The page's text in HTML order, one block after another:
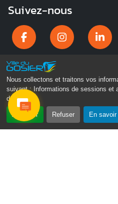
Nous collectons et traitons vos
suivant :
Informations de sessions
des pages .
Accepter Refuser En savoir
Suivez-nous